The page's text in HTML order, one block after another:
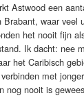
Astwood een
Brabant, waar veel
het nooit fijn
Ik dacht: nee
het Caribisch
met
nog nooit is